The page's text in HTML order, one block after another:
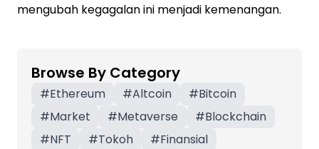
mengubah kegagalan ini menjadi kemenangan.
Browse By Category
#Ethereum #Altcoin #Bitcoin
#Market #Metaverse #Blockchain
#NFT #Tokoh #Finansial